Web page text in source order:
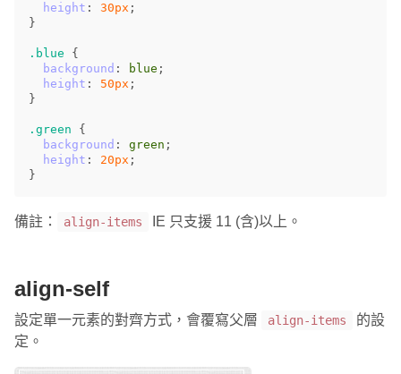
height : 30px ;
}
.blue
{
background : blue ;
height : 50px ;
}
.green
{
background : green ;
height : 20px ;
}
備註： align-items IE 只支援 11 (含)以上。
align-self
設定單一元素的對齊方式，會覆寫父層 align-items
的設
定。